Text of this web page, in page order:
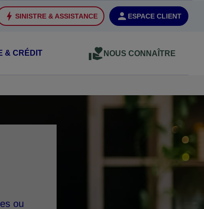
ESPACE CLIENT
SINISTRE & ASSISTANCE
& CRÉDIT NOUS CONNAÎTRE
ou